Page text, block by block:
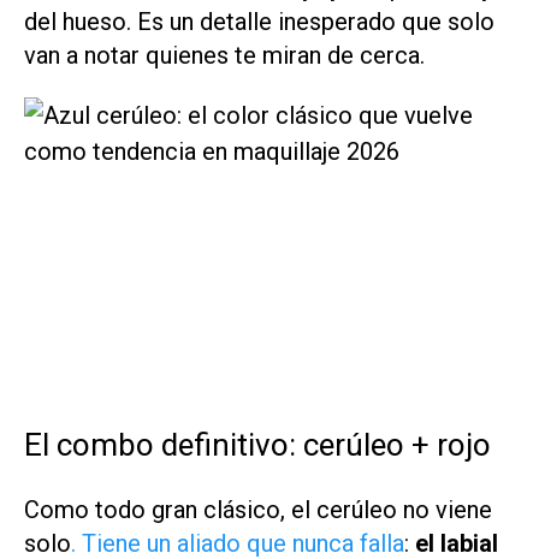
del hueso. Es un detalle inesperado que solo
van a notar quienes te miran de cerca.
El combo definitivo: cerúleo + rojo
Como todo gran clásico, el cerúleo no viene
solo. Tiene un aliado que nunca falla: el labial